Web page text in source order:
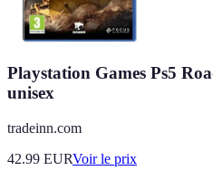
Playstation Games Ps5
unisex
tradeinn.com
42.99 EURVoir le prix